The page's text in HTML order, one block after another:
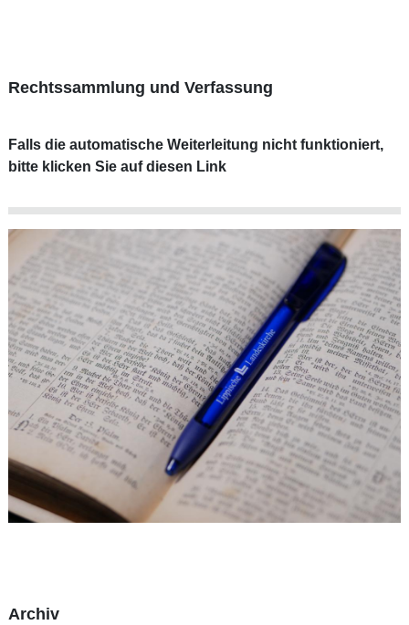
Rechtssammlung und Verfassung
Falls die automatische Weiterleitung nicht funktioniert,
bitte klicken Sie auf diesen Link
Archiv